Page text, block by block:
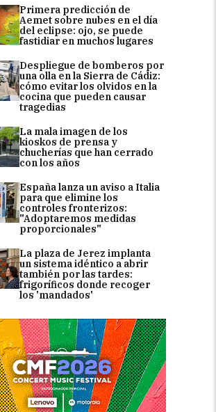
Primera predicción de
Aemet sobre nubes en el día
del eclipse: ojo, se puede
fastidiar en muchos lugares
Despliegue de bomberos por
una olla en la Sierra de Cádiz:
cómo evitar los olvidos en la
cocina que pueden causar
tragedias
La mala imagen de los
kioskos de prensa y
chucherías que han cerrado
con los años
España lanza un aviso a Italia
para que elimine los
controles fronterizos:
"Adoptaremos medidas
proporcionales"
La plaza de Jerez implanta
un sistema idéntico a abrir
también por las tardes:
frigoríficos donde recoger
los 'mandados'